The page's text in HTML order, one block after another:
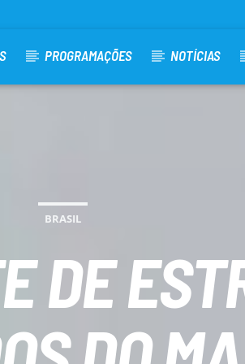
PROGRAMAÇÕES NOTÍCIAS
BRASIL
DE